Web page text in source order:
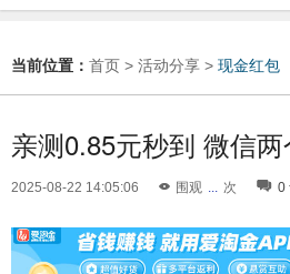
当前位置： 首页 > 活动分享 > 现金红包
亲测0.85元秒到 微信
2025-08-22 14:05:06 围观 ... 次 0